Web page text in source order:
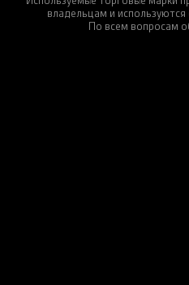
владельцам и
По всем вопросам